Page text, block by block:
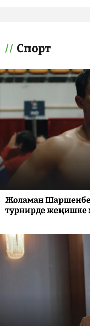
Спорт
Жоламан
турнирде жеңишке